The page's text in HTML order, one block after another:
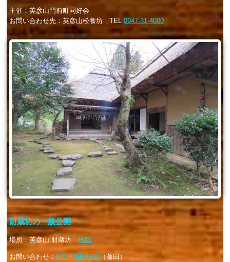
主催：英彦山門前町同好会
お問い合わせ先：英彦山松養坊 TEL0947-31-4000
財蔵坊の一般公開
場所：英彦山 財蔵坊地図
お問い合わせ：070-4126-8733 （藤田）